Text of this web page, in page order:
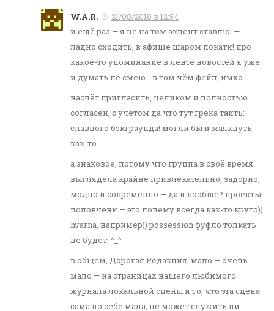
W.A.R.
21/08/2018 в 12:54
и ещё раз — я не на том акцент ставлю! —
ладно сходить, в афише шаром покати! про
какое-то упоминание в ленте новостей я уже
и думать не смею… в том чём фейл, имхо.
насчёт пригласить, целиком и полностью
согласен, с учётом да что тут греха таить:
славного бэкграунда! могли бы и маякнуть
как-то…
а знаковое, потому что группа в своё время
выглядела крайне привлекательно, задорно,
модно и современно — да и вообще? проекты
половчени — это почему всегда как-то круто))
hvarna, например)) possession фуфло толкать
не будет! ^_^
в общем, Дорогая Редакция, мало — очень
мало — на страницах нашего любимого
журнала локальной сцены и то, что эта сцена
сама по себе мала, не может служить ни